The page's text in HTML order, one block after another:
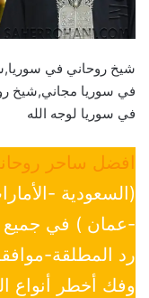
شيخ روحاني في
في سوريا مجاني,شيخ
في سوريا لوجه الله
افضل ساحر
(السعودية -
-عمان ) في جميع
رد المطلقة-
وفك أخطر أنواع